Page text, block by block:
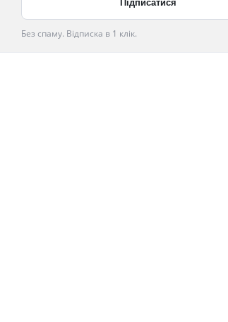
Без спаму. Відписка в 1 клік.